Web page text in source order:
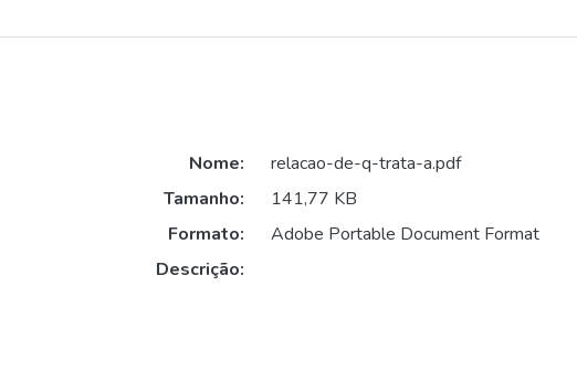
Nome:
relacao-de-q-trata-a.pdf
Tamanho:
141,77 KB
Formato:
Adobe Portable Document Format
Descrição: